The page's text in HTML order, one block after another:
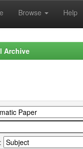
Browse Help
Archive